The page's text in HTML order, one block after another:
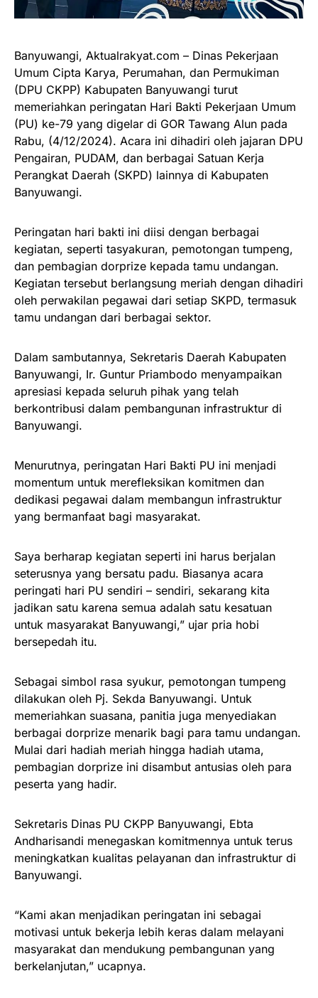
Banyuwangi, Aktualrakyat.com – Dinas Pekerjaan
Umum Cipta Karya, Perumahan, dan Permukiman
(DPU CKPP) Kabupaten Banyuwangi turut
memeriahkan peringatan Hari Bakti Pekerjaan Umum
(PU) ke-79 yang digelar di GOR Tawang Alun pada
Rabu, (4/12/2024). Acara ini dihadiri oleh jajaran DPU
Pengairan, PUDAM, dan berbagai Satuan Kerja
Perangkat Daerah (SKPD) lainnya di Kabupaten
Banyuwangi.
Peringatan hari bakti ini diisi dengan berbagai
kegiatan, seperti tasyakuran, pemotongan tumpeng,
dan pembagian dorprize kepada tamu undangan.
Kegiatan tersebut berlangsung meriah dengan dihadiri
oleh perwakilan pegawai dari setiap SKPD, termasuk
tamu undangan dari berbagai sektor.
Dalam sambutannya, Sekretaris Daerah Kabupaten
Banyuwangi, Ir. Guntur Priambodo menyampaikan
apresiasi kepada seluruh pihak yang telah
berkontribusi dalam pembangunan infrastruktur di
Banyuwangi.
Menurutnya, peringatan Hari Bakti PU ini menjadi
momentum untuk merefleksikan komitmen dan
dedikasi pegawai dalam membangun infrastruktur
yang bermanfaat bagi masyarakat.
Saya berharap kegiatan seperti ini harus berjalan
seterusnya yang bersatu padu. Biasanya acara
peringati hari PU sendiri – sendiri, sekarang kita
jadikan satu karena semua adalah satu kesatuan
untuk masyarakat Banyuwangi,” ujar pria hobi
bersepedah itu.
Sebagai simbol rasa syukur, pemotongan tumpeng
dilakukan oleh Pj. Sekda Banyuwangi. Untuk
memeriahkan suasana, panitia juga menyediakan
berbagai dorprize menarik bagi para tamu undangan.
Mulai dari hadiah meriah hingga hadiah utama,
pembagian dorprize ini disambut antusias oleh para
peserta yang hadir.
Sekretaris Dinas PU CKPP Banyuwangi, Ebta
Andharisandi menegaskan komitmennya untuk terus
meningkatkan kualitas pelayanan dan infrastruktur di
Banyuwangi.
“Kami akan menjadikan peringatan ini sebagai
motivasi untuk bekerja lebih keras dalam melayani
masyarakat dan mendukung pembangunan yang
berkelanjutan,” ucapnya.